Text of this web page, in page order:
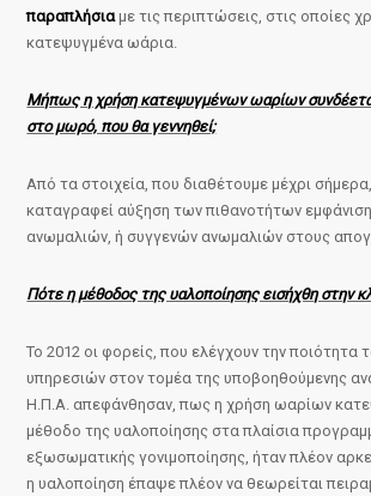
παραπλήσιαμε τις περιπτώσεις, στις οποίες
κατεψυγμένα ωάρια.
Μήπως η χρήση κατεψυγμένων ωαρίων
στο μωρό, που θα γεννηθεί;
Από τα στοιχεία, που διαθέτουμε μέχρι
καταγραφεί αύξηση των πιθανοτήτων
ανωμαλιών, ή συγγενών ανωμαλιών στους
Πότε η μέθοδος της υαλοποίησης εισήχθη στην
Το 2012 οι φορείς, που ελέγχουν την
υπηρεσιών στον τομέα της υποβοηθούμενης
Η.Π.Α. απεφάνθησαν, πως η χρήση ωαρίων
μέθοδο της υαλοποίησης στα πλαίσια
εξωσωματικής γονιμοποίησης, ήταν πλέον
η υαλοποίηση έπαψε πλέον να θεωρείται